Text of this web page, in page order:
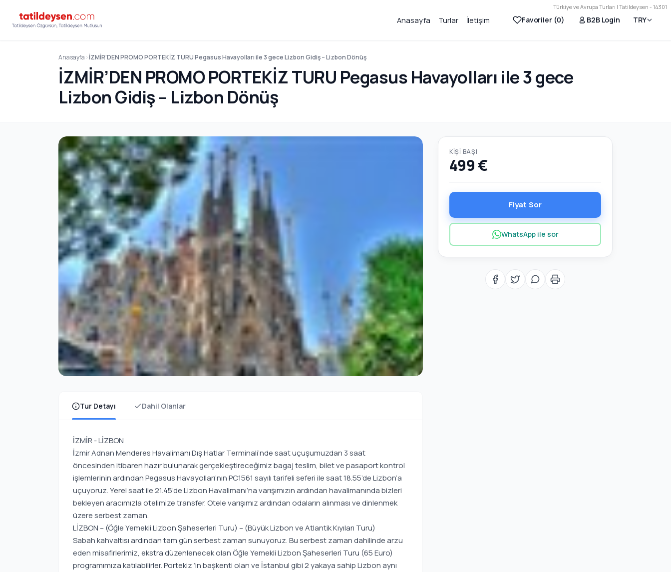
Türkiye ve Avrupa Turları | Tatildeysen - 14301
Anasayfa Turlar İletişim Favoriler (0) B2B Login TRY
Anasayfa İZMİR’DEN PROMO PORTEKİZ TURU Pegasus Havayolları ile 3 gece Lizbon Gidiş – Lizbon Dönüş
İZMİR’DEN PROMO PORTEKİZ TURU Pegasus Havayolları ile 3 gece
Lizbon Gidiş – Lizbon Dönüş
Tur Detayı Dahil Olanlar
İZMİR - LİZBON
İzmir Adnan Menderes Havalimanı Dış Hatlar Terminali’nde saat uçuşumuzdan 3 saat
öncesinden itibaren hazır bulunarak gerçekleştireceğimiz bagaj teslim, bilet ve pasaport kontrol
işlemlerinin ardından Pegasus Havayolları’nın PC1561 sayılı tarifeli seferi ile saat 18.55’de Lizbon’a
uçuyoruz. Yerel saat ile 21.45’de Lizbon Havalimanı’na varışımızın ardından havalimanında bizleri
bekleyen aracımızla otelimize transfer. Otele varışımız ardından odaların alınması ve dinlenmek
üzere serbest zaman.
LİZBON – (Öğle Yemekli Lizbon Şaheserleri Turu) – (Büyük Lizbon ve Atlantik Kıyıları Turu)
Sabah kahvaltısı ardından tam gün serbest zaman sunuyoruz. Bu serbest zaman dahilinde arzu
eden misafirlerimiz, ekstra düzenlenecek olan Öğle Yemekli Lizbon Şaheserleri Turu (65 Euro)
programımıza katılabilirler. Portekiz ‘in başkenti olan ve İstanbul gibi 2 yakaya sahip Lizbon aynı
KIŞI BAŞI
499 €
Fiyat Sor
WhatsApp ile sor